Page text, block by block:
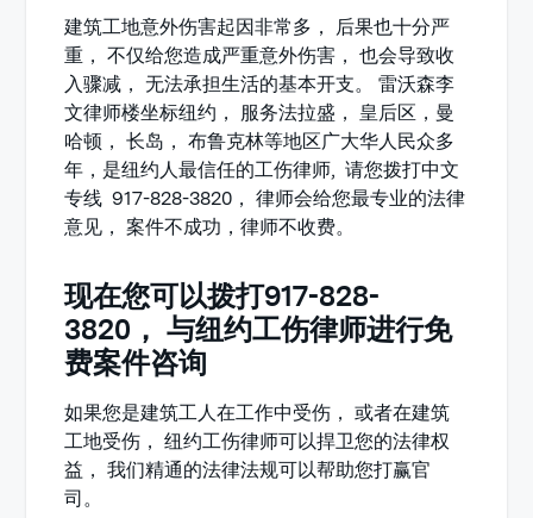
建筑工地意外伤害起因非常多， 后果也十分严
重， 不仅给您造成严重意外伤害， 也会导致收
入骤减， 无法承担生活的基本开支。 雷沃森李
文律师楼坐标纽约， 服务法拉盛， 皇后区，曼
哈顿， 长岛， 布鲁克林等地区广大华人民众多
年，是纽约人最信任的工伤律师, 请您拨打中文
专线 917-828-3820， 律师会给您最专业的法律
意见， 案件不成功，律师不收费。
现在您可以拨打917-828-
3820， 与纽约工伤律师进行免
费案件咨询
如果您是建筑工人在工作中受伤， 或者在建筑
工地受伤， 纽约工伤律师可以捍卫您的法律权
益， 我们精通的法律法规可以帮助您打赢官
司。